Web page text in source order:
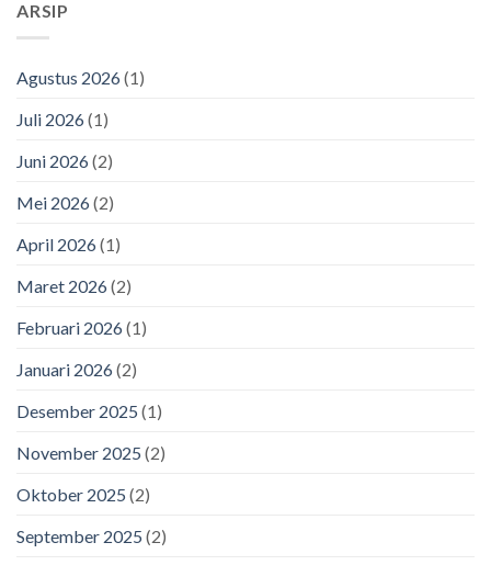
ARSIP
Agustus 2026(1)
Juli 2026(1)
Juni 2026(2)
Mei 2026(2)
April 2026(1)
Maret 2026(2)
Februari 2026(1)
Januari 2026(2)
Desember 2025 (1)
November 2025 (2)
Oktober 2025 (2)
September 2025 (2)